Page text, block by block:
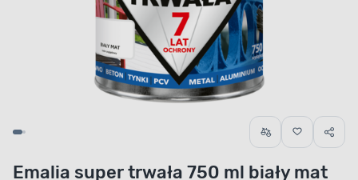
Emalia super trwała 750 ml biały mat